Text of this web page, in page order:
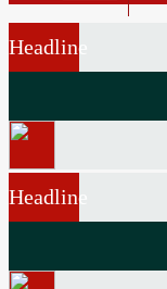
Headline
Headline